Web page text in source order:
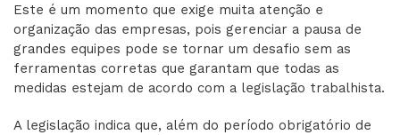
Este é um momento que exige muita atenção e
organização das empresas, pois gerenciar a pausa de
grandes equipes pode se tornar um desafio sem as
ferramentas corretas que garantam que todas as
medidas estejam de acordo com a legislação trabalhista.
A legislação indica que, além do período obrigatório de